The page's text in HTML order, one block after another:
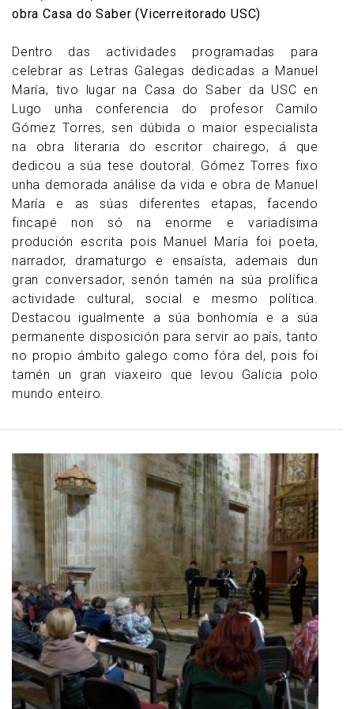
obra Casa do Saber (Vicerreitorado USC)
Dentro das actividades programadas para
celebrar as Letras Galegas dedicadas a Manuel
María, tivo lugar na Casa do Saber da USC en
Lugo unha conferencia do profesor Camilo
Gómez Torres, sen dúbida o maior especialista
na obra literaria do escritor chairego, á que
dedicou a súa tese doutoral. Gómez Torres fixo
unha demorada análise da vida e obra de Manuel
María e as súas diferentes etapas, facendo
fincapé non só na enorme e variadísima
produción escrita pois Manuel María foi poeta,
narrador, dramaturgo e ensaísta, ademais dun
gran conversador, senón tamén na súa prolífica
actividade cultural, social e mesmo política.
Destacou igualmente a súa bonhomía e a súa
permanente disposición para servir ao país, tanto
no propio ámbito galego como fóra del, pois foi
tamén un gran viaxeiro que levou Galicia polo
mundo enteiro.